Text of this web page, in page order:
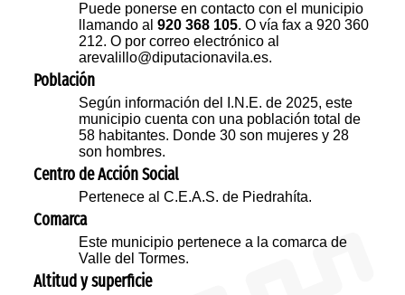
Puede ponerse en contacto con el municipio
llamando al920 368 105. O vía fax a 920 360
212. O por correo electrónico al
arevalillo@diputacionavila.es.
Población
Según información del I.N.E. de 2025, este
municipio cuenta con una población total de
58 habitantes. Donde 30 son mujeres y 28
son hombres.
Centro de Acción Social
Pertenece al C.E.A.S. de Piedrahíta.
Comarca
Este municipio pertenece a la comarca de
Valle del Tormes.
Altitud y superficie